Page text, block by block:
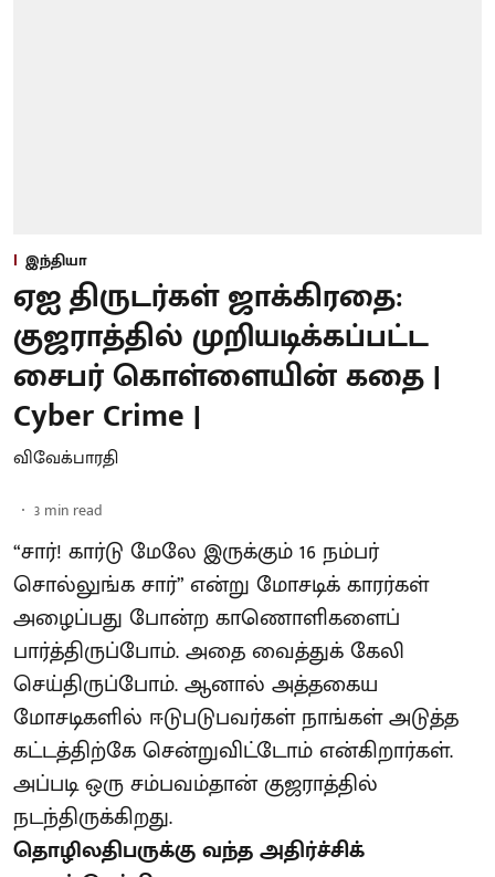
இந்தியா
ஏஐ திருடர்கள் ஜாக்கிரதை:
குஜராத்தில் முறியடிக்கப்பட்ட
சைபர் கொள்ளையின் கதை |
Cyber Crime |
விவேக்பாரதி
3 min read
“சார்! கார்டு மேலே இருக்கும் 16 நம்பர்
சொல்லுங்க சார்” என்று மோசடிக் காரர்கள்
அழைப்பது போன்ற காணொளிகளைப்
பார்த்திருப்போம். அதை வைத்துக் கேலி
செய்திருப்போம். ஆனால் அத்தகைய
மோசடிகளில் ஈடுபடுபவர்கள் நாங்கள் அடுத்த
கட்டத்திற்கே சென்றுவிட்டோம் என்கிறார்கள்.
அப்படி ஒரு சம்பவம்தான் குஜராத்தில்
நடந்திருக்கிறது.
தொழிலதிபருக்கு வந்த அதிர்ச்சிக்